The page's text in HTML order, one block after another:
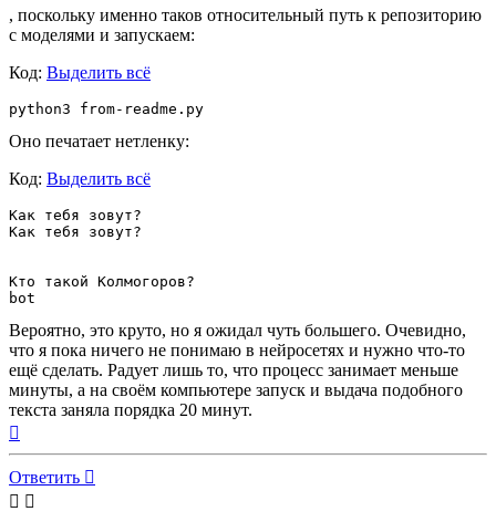
, поскольку именно таков относительный путь к репозиторию
с моделями и запускаем:
Код: Выделить всё
Оно печатает нетленку:
Код: Выделить всё
Как тебя зовут?
Как тебя зовут?
Кто такой Колмогоров?
Вероятно, это круто, но я ожидал чуть большего. Очевидно,
что я пока ничего не понимаю в нейросетях и нужно что-то
ещё сделать. Радует лишь то, что процесс занимает меньше
минуты, а на своём компьютере запуск и выдача подобного
текста заняла порядка 20 минут.
к
началу
Ответить